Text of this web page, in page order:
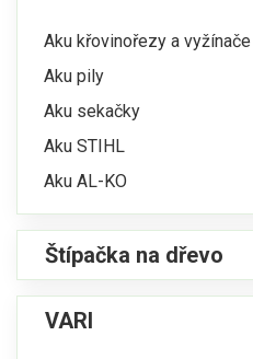
Aku křovinořezy a vyžínače
Aku pily
Aku sekačky
Aku STIHL
Aku AL-KO
Štípačka na dřevo
VARI